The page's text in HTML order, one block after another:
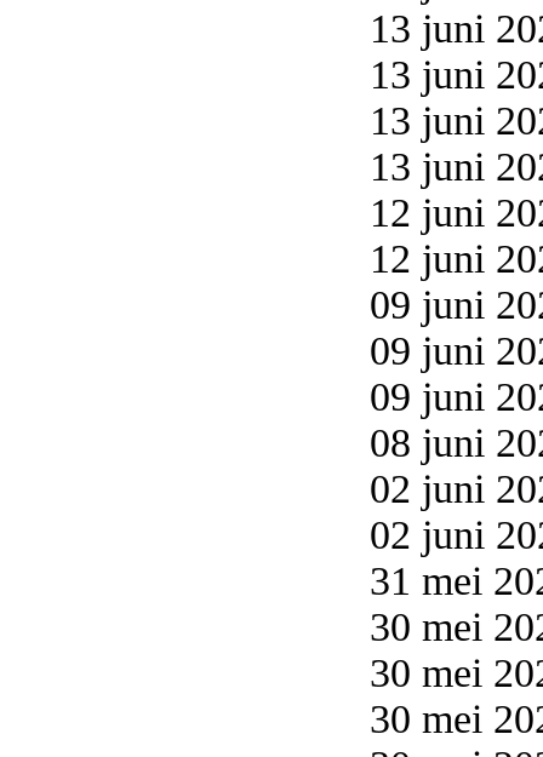
13 juni
13 juni
13 juni
13 juni
12 juni
12 juni
09 juni
09 juni
09 juni
08 juni
02 juni
02 juni
31 mei
30 mei
30 mei
30 mei